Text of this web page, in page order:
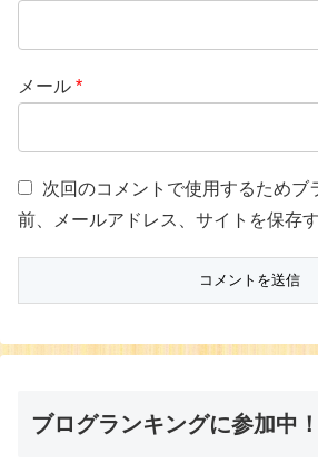
メール *
次回のコメントで使用するためブ
前、メールアドレス、サイトを保存す
ブログランキングに参加中！